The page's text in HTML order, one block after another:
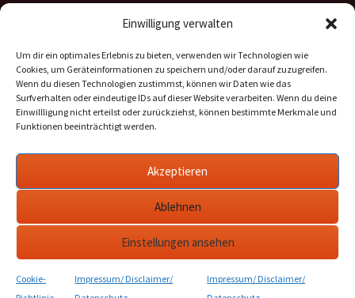
Einwilligung verwalten
Um dir ein optimales Erlebnis zu bieten, verwenden wir Technologien wie
Cookies, um Geräteinformationen zu speichern und/oder darauf zuzugreifen.
Wenn du diesen Technologien zustimmst, können wir Daten wie das
Surfverhalten oder eindeutige IDs auf dieser Website verarbeiten. Wenn du deine
Einwillligung nicht erteilst oder zurückziehst, können bestimmte Merkmale und
Funktionen beeinträchtigt werden.
Akzeptieren
Ablehnen
Einstellungen ansehen
Cookie-
Impressum/ Disclaimer/
Impressum/ Disclaimer/
Datenschutz
Suchen
nach:
Stolz präsentiert von WordPress